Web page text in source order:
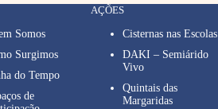
Somos
Surgimos
do Tempo
de
AÇÕES
Cisternas nas Escolas
DAKI – Semiárido
Vivo
Quintais das
Margaridas